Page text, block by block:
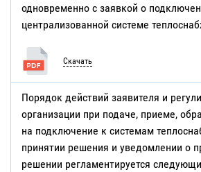
одновременно с заявкой о
централизованной системе
Скачать
Порядок действий заявителя и
организации при подаче, приеме,
на подключение к системам
принятии решения и уведомлении о
решении регламентируется